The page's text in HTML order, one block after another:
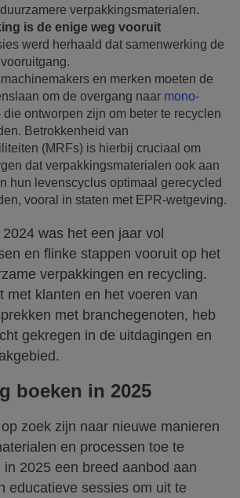
verpakkingsmaterialen.
is de enige weg vooruit
werd herhaald dat samenwerking de
en merken moeten de
om de overgang naar mono-
die ontworpen zijn om beter te recyclen
Betrokkenheid van
(MRFs) is hierbij cruciaal om
dat verpakkingsmaterialen ook aan
hun levenscyclus optimaal gerecycled
vooral in staten met EPR-wetgeving.
was het een jaar vol
en flinke stappen vooruit op het
verpakkingen en recycling.
met klanten en het voeren van
met branchegenoten, heb
gekregen in de uitdagingen en
boeken in 2025
zoek zijn naar nieuwe manieren
en processen toe te
2025 een breed aanbod aan
educatieve sessies om uit te